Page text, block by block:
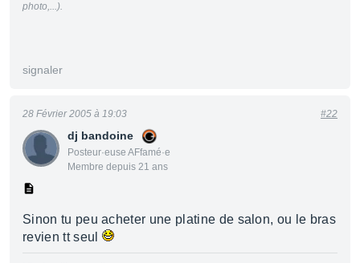
photo,...).
signaler
dj bandoine
Posteur·euse AFfamé·e
Membre depuis 21 ans
28 Février 2005 à 19:03 #22
Sinon tu peu acheter une platine de salon, ou le bras
revien tt seul